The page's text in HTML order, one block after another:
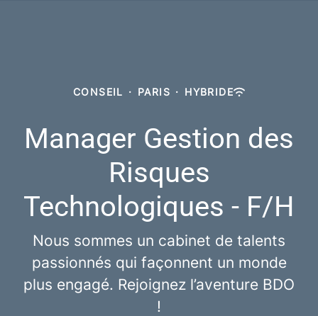
CONSEIL · PARIS · HYBRIDE
Manager Gestion des
Risques
Technologiques - F/H
Nous sommes un cabinet de talents
passionnés qui façonnent un monde
plus engagé. Rejoignez l’aventure BDO
!